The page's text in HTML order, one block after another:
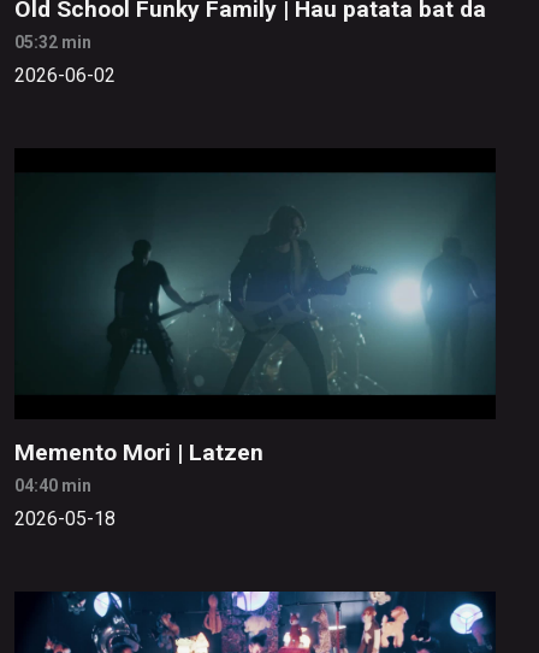
Old School Funky Family | Hau patata bat da
05:32 min
2026-06-02
Memento Mori | Latzen
04:40 min
2026-05-18